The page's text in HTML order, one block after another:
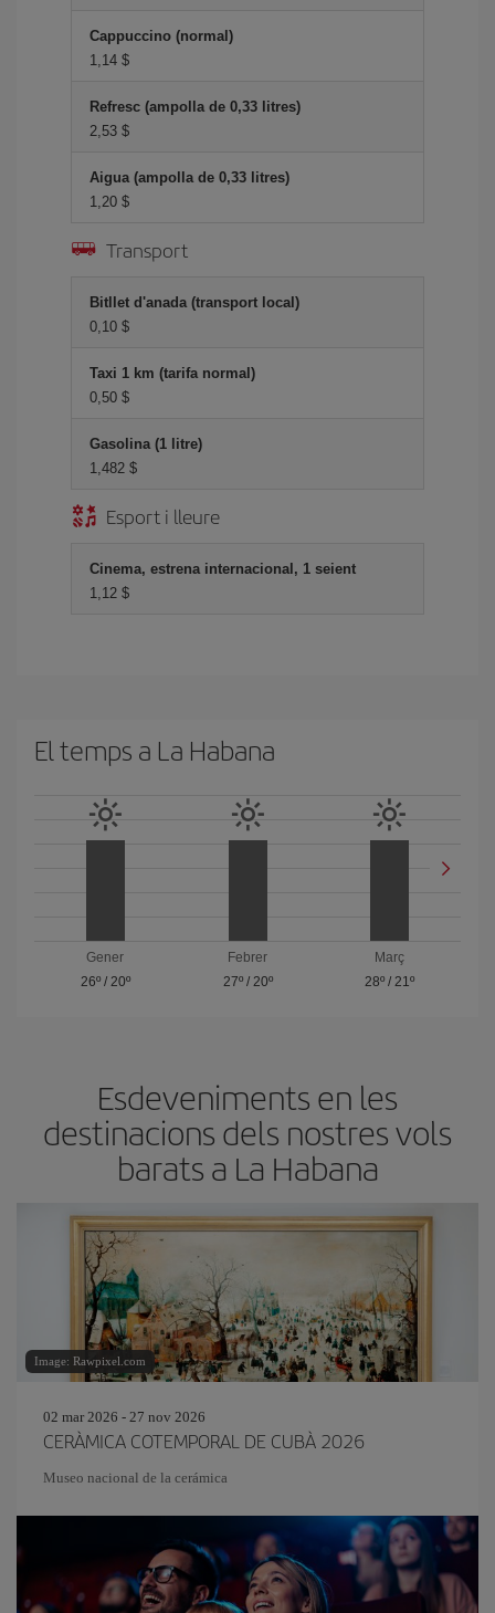
Cappuccino (normal)
1,14 $
Refresc (ampolla de 0,33 litres)
2,53 $
Aigua (ampolla de 0,33 litres)
1,20 $
Transport
Bitllet d'anada (transport local)
0,10 $
Taxi 1 km (tarifa normal)
0,50 $
Gasolina (1 litre)
1,482 $
Esport i lleure
Cinema, estrena internacional, 1 seient
1,12 $
El temps a La Habana
Gener
26º/ 20º
Febrer
27º/ 20º
Març
28º /21º
Esdeveniments en les
destinacions dels nostres vols
barats a La Habana
Image: Rawpixel.com
02 mar 2026 - 27 nov 2026
CERÀMICA COTEMPORAL DE CUBÀ 2026
Museo nacional de la cerámica